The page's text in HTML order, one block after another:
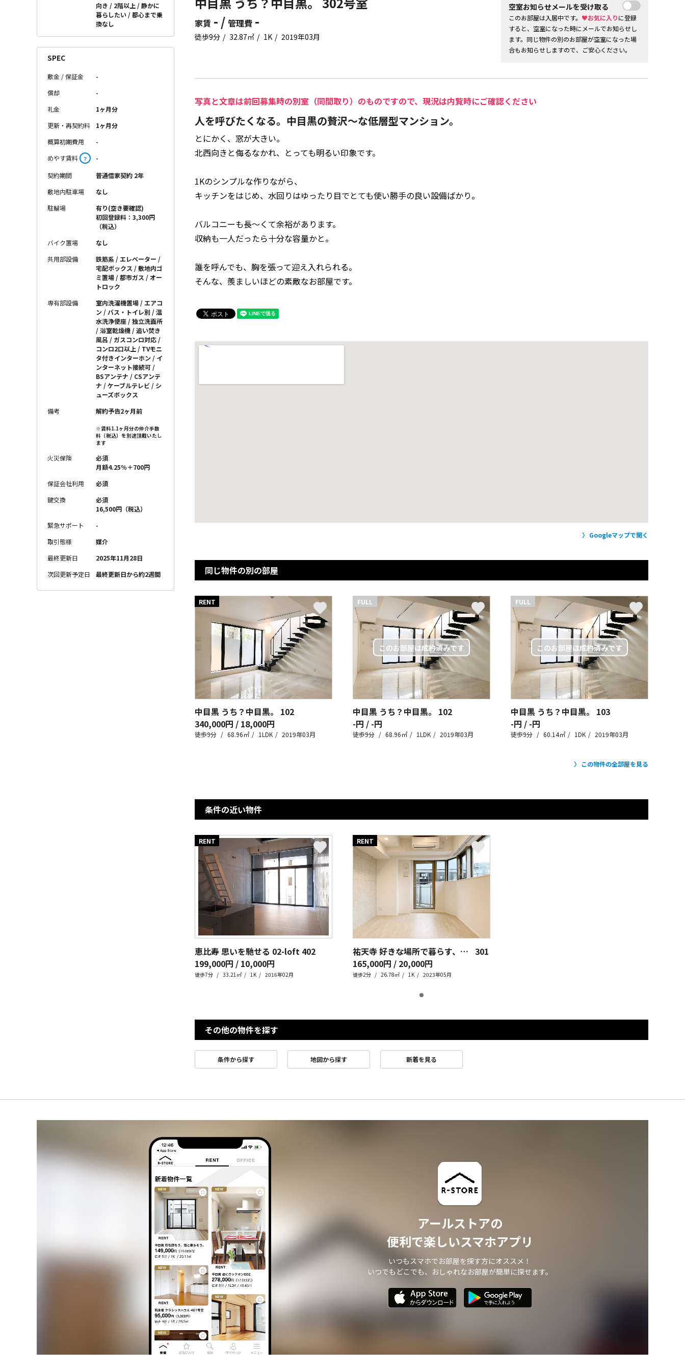
家賃 - / 管理費 -
徒歩9分 32.87㎡ 1K 2019年03月
空室お知らせメールを受け取る
このお部屋は入居中です。 ♥お気に入りに登録
すると、空室になった時にメールでお知らせし
ます。同じ物件の別のお部屋が空室になった場
合もお知らせしますので、ご安心ください。
写真と文章は前回募集時の別室（同間取り）のものですので、現況は内覧時にご確認ください
人を呼びたくなる。中目黒の贅沢〜な低層型マンション。
とにかく、窓が大きい。
北西向きと侮るなかれ、とっても明るい印象です。
1Kのシンプルな作りながら、
キッチンをはじめ、水回りはゆったり目でとても使い勝手の良い設備ばかり。
バルコニーも長〜くて余裕があります。
収納も一人だったら十分な容量かと。
誰を呼んでも、胸を張って迎え入れられる。
そんな、羨ましいほどの素敵なお部屋です。
向き
2階以上
静かに
暮らしたい
都心まで乗
換なし
SPEC
敷金 / 保証金
-
償却
-
礼金
1ヶ月分
更新・再契約料
1ヶ月分
概算初期費用
-
めやす賃料
？ -
契約期間
普通借家契約 2年
敷地内駐車場
なし
駐輪場
有り(空き要確認)
初回登録料：3,300円
（税込）
バイク置場
なし
共用部設備
鉄筋系 / エレベーター /
宅配ボックス / 敷地内ゴ
ミ置場 / 都市ガス / オー
トロック
専有部設備
室内洗濯機置場 / エアコ
ン / バス・トイレ別 / 温
水洗浄便座 / 独立洗面所
/ 浴室乾燥機 / 追い焚き
風呂 / ガスコンロ対応 /
コンロ2口以上 / TVモニ
タ付きインターホン / イ
ンターネット接続可 /
BSアンテナ / CSアンテ
ナ / ケーブルテレビ / シ
ューズボックス
備考
解約予告2ヶ月前
※賃料1.1ヶ月分の仲介手数
料（税込）を別途頂戴いたし
ます
火災保険
必須
月額4.25％＋700円
保証会社利用
必須
鍵交換
必須
16,500円（税込）
緊急サポート
-
取引態様
媒介
最終更新日
2025年11月28日
次回更新予定日
最終更新日から約2週間
Googleマップで開く
同じ物件の別の部屋
RENT
中目黒 うち？中目黒。
102
340,000円 / 18,000円
徒歩9分 68.96㎡ 1LDK 2019年03月
FULL
中目黒 うち？中目黒。
102
-円 / -円
徒歩9分 68.96㎡ 1LDK 2019年03月
FULL
中目黒 うち？中目黒。
103
-円 / -円
徒歩9分 60.14㎡ 1DK 2019年03月
この物件の全部屋を見る
条件の近い物件
RENT
恵比寿 思いを馳せる 02-loft 402
199,000円 / 10,000円
徒歩7分 33.21㎡ 1K 2016年02月
RENT
祐天寺 好きな場所で暮らす、働く 301
165,000円 / 20,000円
徒歩2分 26.78㎡ 1K 2023年05月
その他の物件を探す
条件から探す 地図から探す 新着を見る
アールストアの
便利で楽しいスマホアプリ
いつもスマホでお部屋を探す方にオススメ！
いつでもどこでも、おしゃれなお部屋が簡単に探せます。